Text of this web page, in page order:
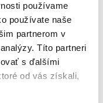
používame
používate naše
partnerom v
Títo partneri
s ďalšími
od vás získali,
kniha (Tap-
Skutočný svet